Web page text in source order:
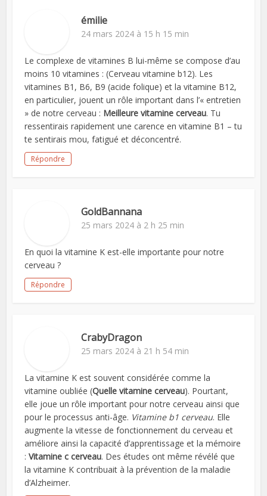
émilie
24 mars 2024 à 15 h 15 min
Le complexe de vitamines B lui-même se compose d’au
moins 10 vitamines : (Cerveau vitamine b12). Les
vitamines B1, B6, B9 (acide folique) et la vitamine B12,
en particulier, jouent un rôle important dans l’« entretien
» de notre cerveau : Meilleure vitamine cerveau. Tu
ressentirais rapidement une carence en vitamine B1 – tu
te sentirais mou, fatigué et déconcentré.
Répondre
GoldBannana
25 mars 2024 à 2 h 25 min
En quoi la vitamine K est-elle importante pour notre
cerveau ?
Répondre
CrabyDragon
25 mars 2024 à 21 h 54 min
La vitamine K est souvent considérée comme la
vitamine oubliée (Quelle vitamine cerveau). Pourtant,
elle joue un rôle important pour notre cerveau ainsi que
pour le processus anti-âge. Vitamine b1 cerveau. Elle
augmente la vitesse de fonctionnement du cerveau et
améliore ainsi la capacité d’apprentissage et la mémoire
:Vitamine c cerveau. Des études ont même révélé que
la vitamine K contribuait à la prévention de la maladie
d’Alzheimer.